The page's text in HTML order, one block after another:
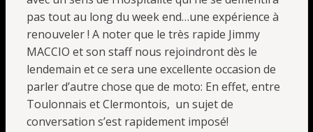
pas tout au long du week end…une expérience à
renouveler ! A noter que le très rapide Jimmy
MACCIO et son staff nous rejoindront dès le
lendemain et ce sera une excellente occasion de
parler d’autre chose que de moto: En effet, entre
Toulonnais et Clermontois, un sujet de
conversation s’est rapidement imposé!